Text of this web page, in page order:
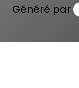
Généré par